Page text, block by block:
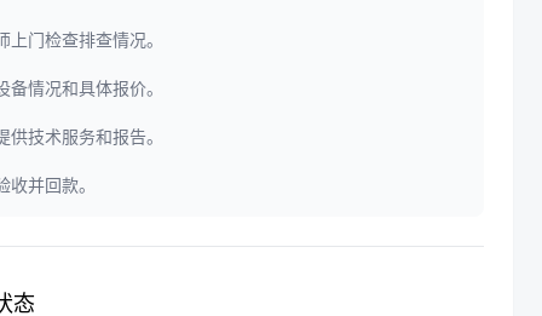
上门检查排查情况。
备情况和具体报价。
供技术服务和报告。
收并回款。
态